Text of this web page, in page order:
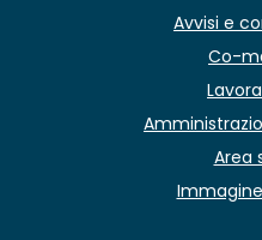
Avvisi e
Co-
Area